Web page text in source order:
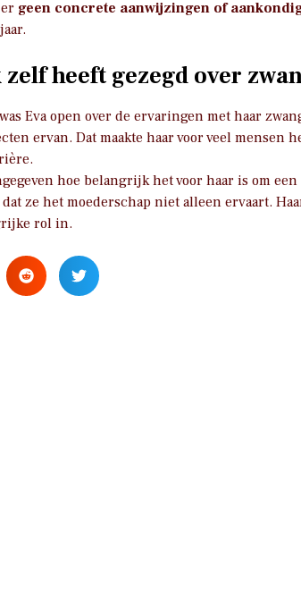
geen concrete aanwijzingen of
zelf heeft gezegd over
Eva open over de ervaringen met haar
ervan. Dat maakte haar voor veel mensen
hoe belangrijk het voor haar is om
ze het moederschap niet alleen ervaart.
rol in.